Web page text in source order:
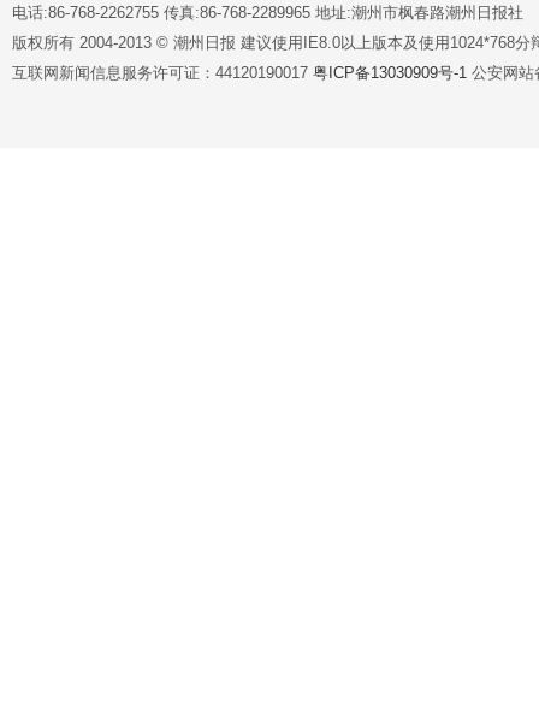
电话:86-768-2262755 传真:86-768-2289965 地址:潮州市枫春路潮州日报社
版权所有 2004-2013 © 潮州日报 建议使用IE8.0以上版本及使用1024*768分
互联网新闻信息服务许可证：44120190017 粤ICP备13030909号-1 公安网站